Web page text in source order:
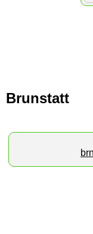
Brunstatt